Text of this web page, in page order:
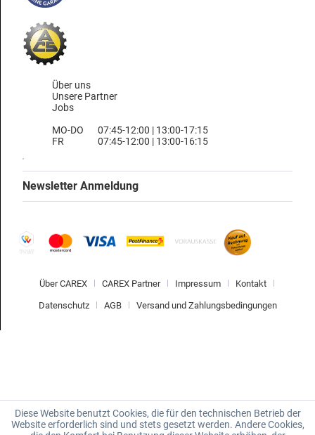
Über uns
Unsere Partner
Jobs
MO-DO
FR
07:45-12:00 | 13:00-17:15
07:45-12:00 | 13:00-16:15
Newsletter Anmeldung
Über CAREX CAREX Partner Impressum Kontakt
Datenschutz AGB Versand und Zahlungsbedingungen
Diese Website benutzt Cookies, die für den technischen Betrieb der
Website erforderlich sind und stets gesetzt werden. Andere Cookies,